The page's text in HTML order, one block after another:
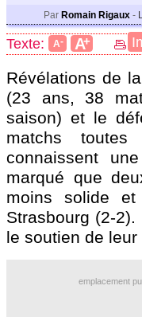
Par Romain Rigaux -
Texte: A- A+
Révélations de
(23 ans, 38
saison) et le
matchs
connaissent
marqué que
moins solide et
Strasbourg (2-
le soutien de
emplacement